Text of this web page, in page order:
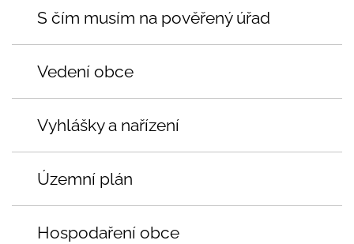
S čím musím na pověřený úřad
Vedení obce
Vyhlášky a nařízení
Územní plán
Hospodaření obce